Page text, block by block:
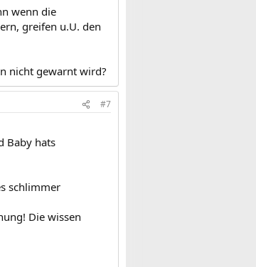
wenn die
greifen u.U. den
nicht gewarnt wird?
#7
Baby hats
schlimmer
Die wissen